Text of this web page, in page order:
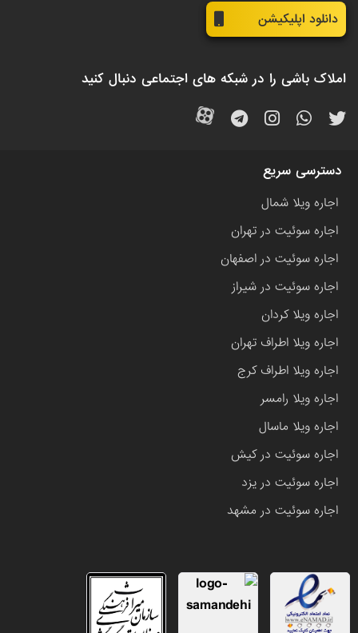
دانلود اپلیکیشن
املاک باشی را در شبکه های اجتماعی دنبال کنید
دسترسی سریع
اجاره ویلا شمال
اجاره سوئیت در تهران
اجاره سوئیت در اصفهان
اجاره سوئیت در شیراز
اجاره ویلا کردان
اجاره ویلا اطراف تهران
اجاره ویلا اطراف کرج
اجاره ویلا رامسر
اجاره ویلا ماسال
اجاره سوئیت در کیش
اجاره سوئیت در یزد
اجاره سوئیت در مشهد